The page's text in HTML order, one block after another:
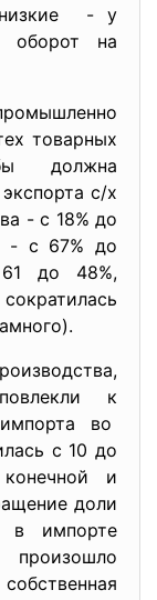
низкие - у
оборот на
товарных
должна
с/х
- с 18% до
- с 67% до
61 до 48%,
к
во
с 10 до
и
доли
в импорте